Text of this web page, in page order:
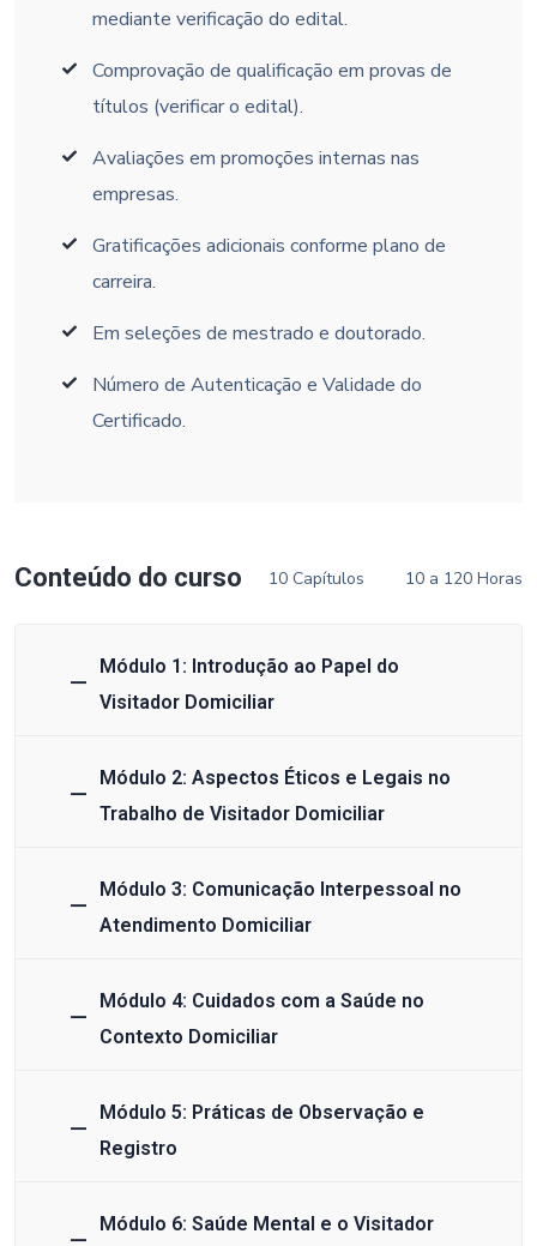
mediante verificação do edital.
Comprovação de qualificação em provas de
títulos (verificar o edital).
Avaliações em promoções internas nas
empresas.
Gratificações adicionais conforme plano de
carreira.
Em seleções de mestrado e doutorado.
Número de Autenticação e Validade do
Certificado.
Conteúdo do curso 10 Capítulos 10 a 120 Horas
Módulo 1: Introdução ao Papel do
Visitador Domiciliar
Módulo 2: Aspectos Éticos e Legais no
Trabalho de Visitador Domiciliar
Módulo 3: Comunicação Interpessoal no
Atendimento Domiciliar
Módulo 4: Cuidados com a Saúde no
Contexto Domiciliar
Módulo 5: Práticas de Observação e
Registro
Módulo 6: Saúde Mental e o Visitador